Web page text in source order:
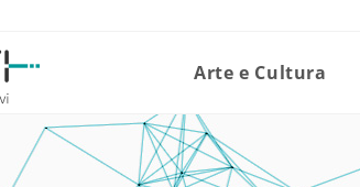
Arte e Cultura